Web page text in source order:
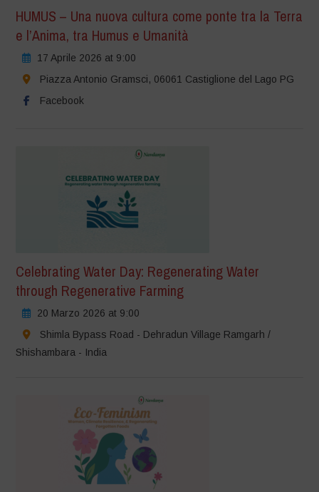
HUMUS – Una nuova cultura come ponte tra la Terra
e l’Anima, tra Humus e Umanità
17 Aprile 2026 at 9:00
Piazza Antonio Gramsci, 06061 Castiglione del Lago PG
Facebook
Celebrating Water Day: Regenerating Water
through Regenerative Farming
20 Marzo 2026 at 9:00
Shimla Bypass Road - Dehradun Village Ramgarh /
Shishambara - India